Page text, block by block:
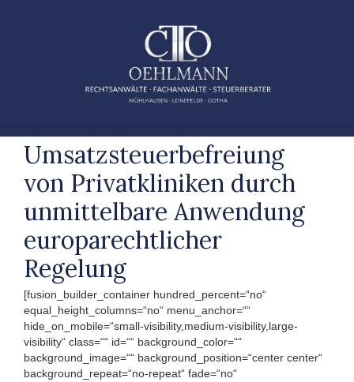
Umsatzsteuerbefreiung
von Privatkliniken durch
unmittelbare Anwendung
europarechtlicher
Regelung
[fusion_builder_container hundred_percent=“no“
equal_height_columns=“no“ menu_anchor=““
hide_on_mobile=“small-visibility,medium-visibility,large-
visibility“ class=““ id=““ background_color=““
background_image=““ background_position=“center center“
background_repeat=“no-repeat“ fade=“no“